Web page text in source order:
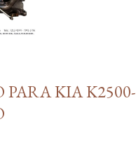
PARA KIA K2500-